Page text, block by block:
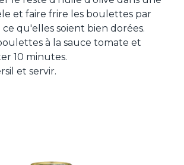
et faire frire les boulettes par
ce qu'elles soient bien dorées.
à la sauce tomate et
10 minutes.
et servir.